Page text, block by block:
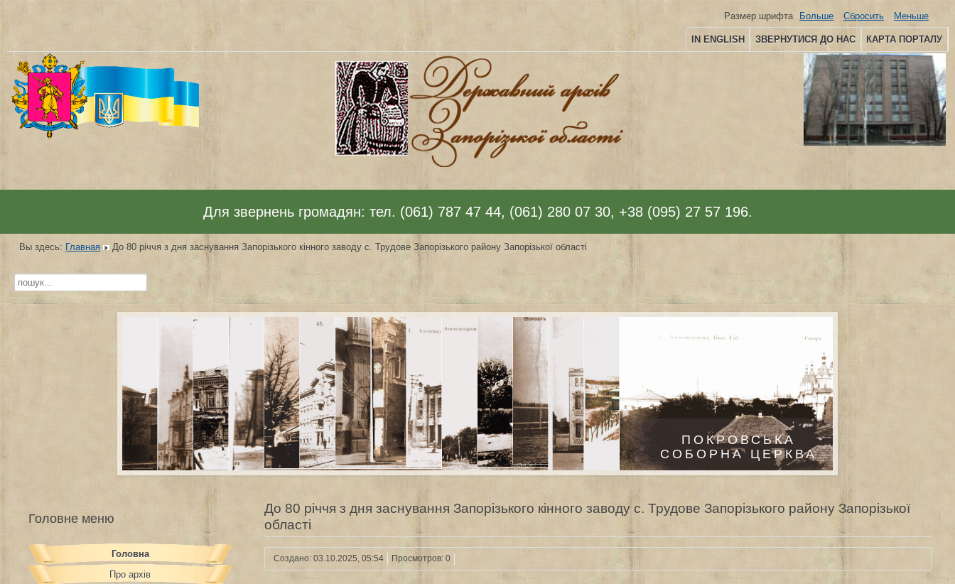
IN ENGLISH ЗВЕРНУТИСЯ ДО НАС КАРТА ПОРТАЛУ
Размер шрифта Больше Сбросить Меньше
Для звернень громадян: тел. (061) 787 47 44, (061) 280 07 30, +38 (095) 27 57 196.
Вы здесь: Главная До 80 річчя з дня заснування Запорізького кінного заводу с. Трудове Запорізького району Запорізької області
Искать...
ПОКРОВСЬКА
СОБОРНА ЦЕРКВА
Головне меню
Головна
Про архів
До 80 річчя з дня заснування Запорізького кінного заводу с. Трудове Запорізького району Запорізької
області
Создано: 03.10.2025, 05:54 Просмотров: 0